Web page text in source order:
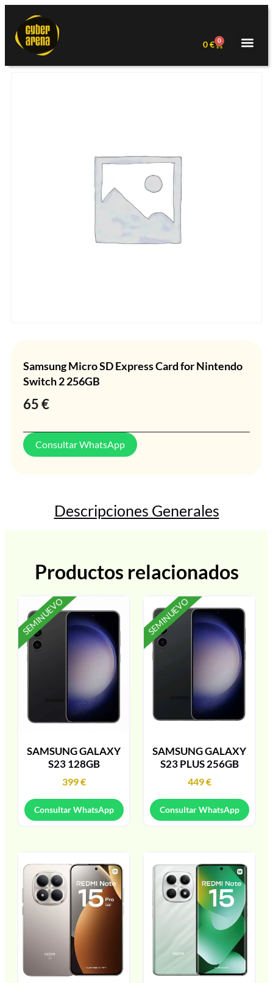
0€ 0
Samsung Micro SD Express Card for Nintendo
Switch 2 256GB
65€
Consultar WhatsApp
Descripciones Generales
Productos relacionados
SEMINUEVO
SAMSUNG GALAXY
S23 128GB
399€
Consultar WhatsApp
SEMINUEVO
SAMSUNG GALAXY
S23 PLUS 256GB
449€
Consultar WhatsApp